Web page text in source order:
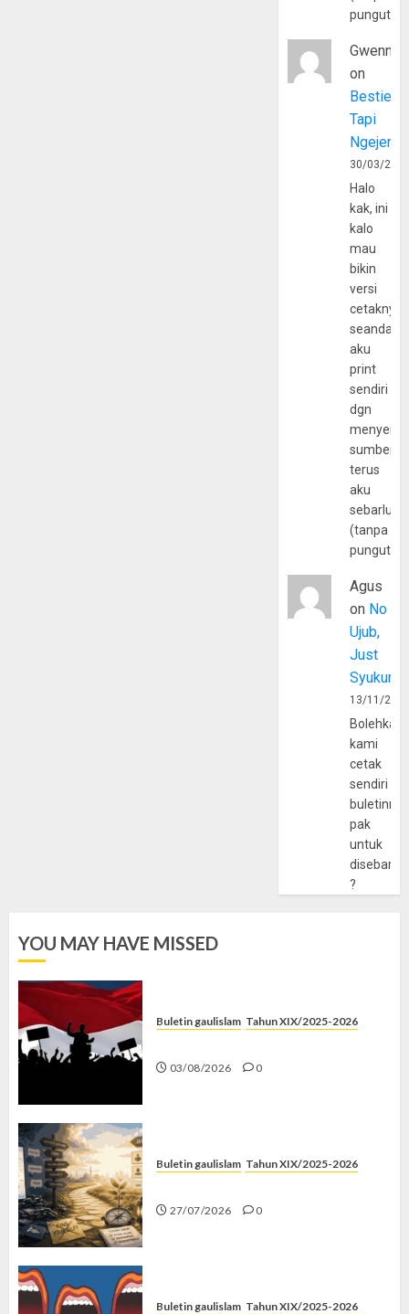
Gwenny
on
Bestie
Tapi
30/03/
Halo
kak, ini
kalo
mau
bikin
versi
cetaknya
aku
print
sendiri
dgn
sumber
terus
aku
(tanpa
Agus
on No
Ujub,
Just
Syukur
13/11/
Bolehkah
kami
cetak
sendiri
pak
untuk
?
YOU MAY HAVE MISSED
Buletin gaulislam Tahun XIX/2025-2026
03/08/2026 0
Buletin gaulislam Tahun XIX/2025-2026
27/07/2026 0
Buletin gaulislam Tahun XIX/2025-2026